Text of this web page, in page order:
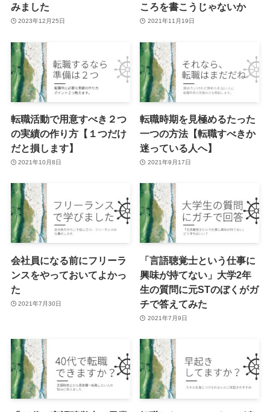
みました
2023年12月25日
ころを書こうじゃないか
2021年11月19日
転職活動で用意すべき２つ
の実績の作り方【１つだけ
だと損します】
2021年10月8日
転職時期を見極めるたった
一つの方法【転職すべきか
迷っている人へ】
2021年9月17日
会社員になる前にフリーラ
ンスをやっておいてよかっ
た
2021年7月30日
「言語聴覚士という仕事に
興味が持てない」大学2年
生の質問に元STのぼくがガ
チで答えてみた
2021年7月9日